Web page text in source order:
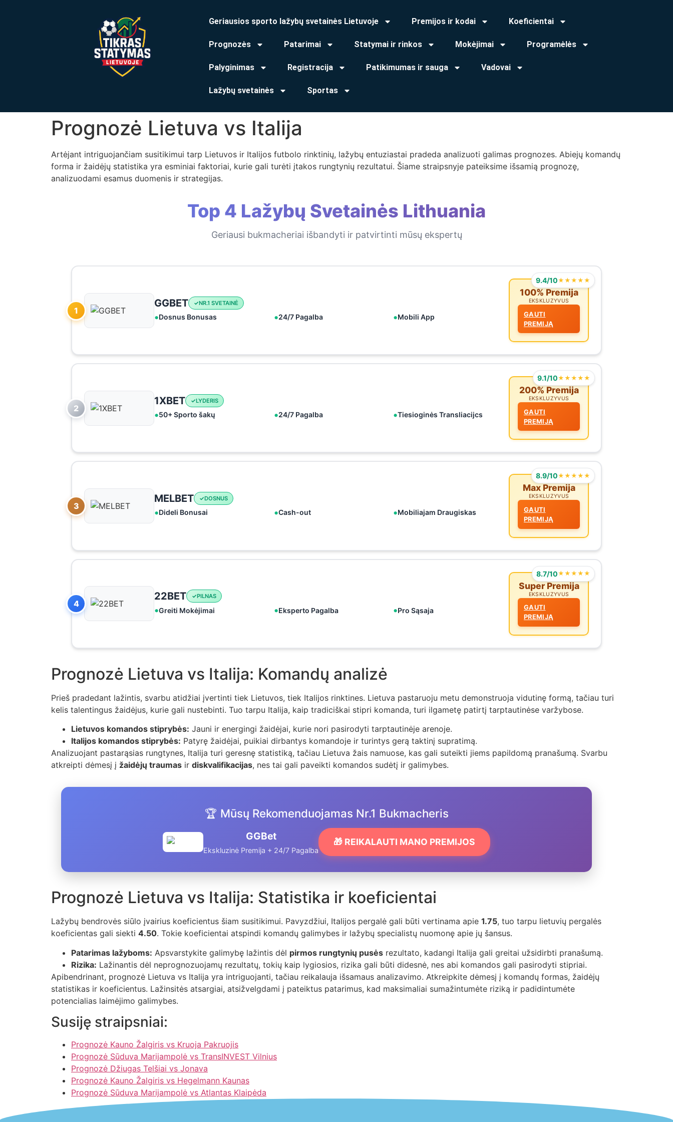
Geriausios sporto lažybų svetainės Lietuvoje Premijos ir kodai Koeficientai
Prognozės Patarimai Statymai ir rinkos Mokėjimai Programėlės
Palyginimas Registracija Patikimumas ir sauga Vadovai
Lažybų svetainės Sportas
Prognozė Lietuva vs Italija
Artėjant intriguojančiam susitikimui tarp Lietuvos ir Italijos futbolo rinktinių, lažybų entuziastai pradeda analizuoti galimas prognozes. Abiejų komandų
forma ir žaidėjų statistika yra esminiai faktoriai, kurie gali turėti įtakos rungtynių rezultatui. Šiame straipsnyje pateiksime išsamią prognozę,
analizuodami esamus duomenis ir strategijas.
Top 4 Lažybų Svetainės Lithuania
Geriausi bukmacheriai išbandyti ir patvirtinti mūsų ekspertų
1
9.4/10★★★★★
GGBET NR.1 SVETAINĖ
Dosnus Bonusas 24/7 Pagalba Mobili App
100% Premija
EKSKLUZYVUS
GAUTI
PREMIJĄ
2
9.1/10★★★★★
1XBET LYDERIS
50+ Sporto šakų 24/7 Pagalba Tiesioginės Transliacijcs
200% Premija
EKSKLUZYVUS
GAUTI
PREMIJĄ
3
8.9/10★★★★★
MELBET DOSNUS
Dideli Bonusai Cash-out Mobiliajam Draugiskas
Max Premija
EKSKLUZYVUS
GAUTI
PREMIJĄ
4
8.7/10★★★★★
22BET PILNAS
Greiti Mokėjimai Eksperto Pagalba Pro Sąsaja
Super Premija
EKSKLUZYVUS
GAUTI
PREMIJĄ
Prognozė Lietuva vs Italija: Komandų analizė
Prieš pradedant lažintis, svarbu atidžiai įvertinti tiek Lietuvos, tiek Italijos rinktines. Lietuva pastaruoju metu demonstruoja vidutinę formą, tačiau turi
kelis talentingus žaidėjus, kurie gali nustebinti. Tuo tarpu Italija, kaip tradiciškai stipri komanda, turi ilgametę patirtį tarptautinėse varžybose.
Lietuvos komandos stiprybės: Jauni ir energingi žaidėjai, kurie nori pasirodyti tarptautinėje arenoje.
Italijos komandos stiprybės: Patyrę žaidėjai, puikiai dirbantys komandoje ir turintys gerą taktinį supratimą.
Analizuojant pastarąsias rungtynes, Italija turi geresnę statistiką, tačiau Lietuva žais namuose, kas gali suteikti jiems papildomą pranašumą. Svarbu
atkreipti dėmesį į žaidėjų traumas ir diskvalifikacijas, nes tai gali paveikti komandos sudėtį ir galimybes.
🏆 Mūsų Rekomenduojamas Nr.1 Bukmacheris
GGBet
Ekskluzinė Premija + 24/7 Pagalba
🎁 REIKALAUTI MANO PREMIJOS
Prognozė Lietuva vs Italija: Statistika ir koeficientai
Lažybų bendrovės siūlo įvairius koeficientus šiam susitikimui. Pavyzdžiui, Italijos pergalė gali būti vertinama apie 1.75, tuo tarpu lietuvių pergalės
koeficientas gali siekti 4.50. Tokie koeficientai atspindi komandų galimybes ir lažybų specialistų nuomonę apie jų šansus.
Patarimas lažyboms: Apsvarstykite galimybę lažintis dėl pirmos rungtynių pusės rezultato, kadangi Italija gali greitai užsidirbti pranašumą.
Rizika: Lažinantis dėl neprognozuojamų rezultatų, tokių kaip lygiosios, rizika gali būti didesnė, nes abi komandos gali pasirodyti stipriai.
Apibendrinant, prognozė Lietuva vs Italija yra intriguojanti, tačiau reikalauja išsamaus analizavimo. Atkreipkite dėmesį į komandų formas, žaidėjų
statistikas ir koeficientus. Lažinsitės atsargiai, atsižvelgdami į pateiktus patarimus, kad maksimaliai sumažintumėte riziką ir padidintumėte
potencialias laimėjimo galimybes.
Susiję straipsniai:
Prognozė Kauno Žalgiris vs Kruoja Pakruojis
Prognozė Sūduva Marijampolė vs TransINVEST Vilnius
Prognozė Džiugas Telšiai vs Jonava
Prognozė Kauno Žalgiris vs Hegelmann Kaunas
Prognozė Sūduva Marijampolė vs Atlantas Klaipėda